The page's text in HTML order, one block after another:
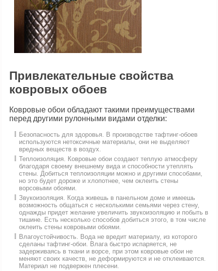
Привлекательные свойства
ковровых обоев
Ковровые обои обладают такими преимуществами
перед другими рулонными видами отделки:
Безопасность для здоровья. В производстве тафтинг-обоев
используются нетоксичные материалы, они не выделяют
вредных веществ в воздух.
Теплоизоляция. Ковровые обои создают теплую атмосферу
благодаря своему внешнему вида и способности утеплять
стены. Добиться теплоизоляции можно и другими способами,
но это будет дороже и хлопотнее, чем оклеить стены
ворсовыми обоями.
Звукоизоляция. Когда живешь в панельном доме и имеешь
возможность общаться с несколькими семьями через стену,
однажды придет желание увеличить звукоизоляцию и побыть в
тишине. Есть несколько способов добиться этого, в том числе
оклеить стены ковровыми обоями.
Влагоустойчивость. Вода не вредит материалу, из которого
сделаны тафтинг-обои. Влага быстро испаряется, не
задерживаясь в ткани и ворсе, при этом ковровые обои не
меняют своих качеств, не деформируются и не отклеиваются.
Материал не подвержен плесени.